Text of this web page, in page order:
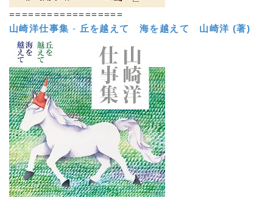
==================
山崎洋仕事集 - 丘を越えて 海を越えて 山崎洋 (著)